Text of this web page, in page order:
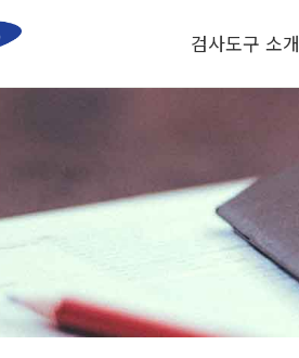
검사도구 소개